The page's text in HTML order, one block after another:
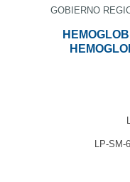
GOBIERNO
LP-SM-